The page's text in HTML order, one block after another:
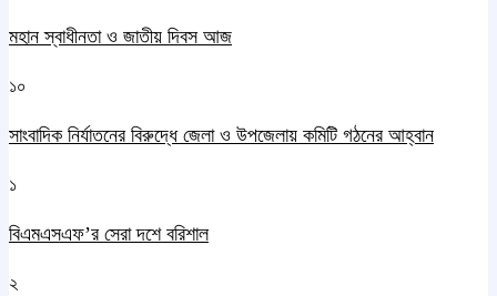
মহান স্বাধীনতা ও জাতীয় দিবস আজ
১০
সাংবাদিক নির্যাতনের বিরুদ্ধে জেলা ও উপজেলায় কমিটি গঠনের আহ্বান
১
বিএমএসএফ’র সেরা দশে বরিশাল
২